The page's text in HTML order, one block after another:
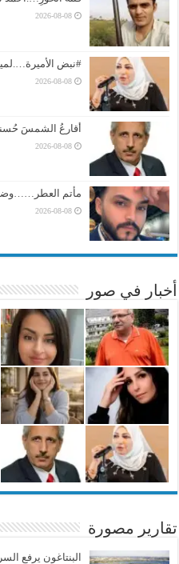
2026-08-08
#نبض
2026-08-08
أقارعُ الشمسَ
2026-08-08
مأتم
2026-08-08
أخبار في صور
تقارير مصورة
البنتاغون يرفع